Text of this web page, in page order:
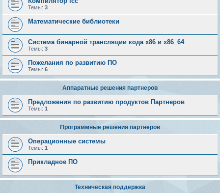
Темы: 3
Математические библиотеки
Система бинарной трансляции кода х86 и х86_64
Темы: 3
Пожелания по развитию ПО
Темы: 6
Аппаратные решения партнеров
Предложения по развитию продуктов Партнеров
Темы: 1
Программные решения партнеров
Операционные системы
Темы: 1
Прикладное ПО
Техническая поддержка